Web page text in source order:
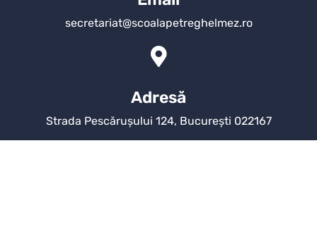
secretariat@scoalapetreghelmez.ro
Adresă
Strada Pescărușului 124, București 022167